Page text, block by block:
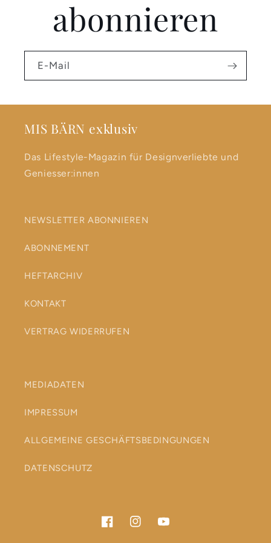
abonnieren
E-Mail
MIS BÄRN exklusiv
Das Lifestyle-Magazin für Designverliebte und
Geniesser:innen
NEWSLETTER ABONNIEREN
ABONNEMENT
HEFTARCHIV
KONTAKT
VERTRAG WIDERRUFEN
MEDIADATEN
IMPRESSUM
ALLGEMEINE GESCHÄFTSBEDINGUNGEN
DATENSCHUTZ
FacebookInstagramYouTube